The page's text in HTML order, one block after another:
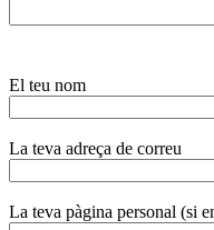
El teu nom
La teva adreça de correu
La teva pàgina personal (si